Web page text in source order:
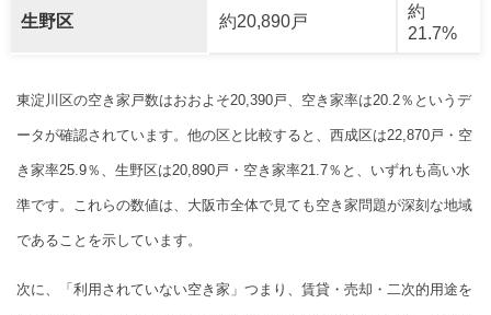
生野区 約20,890戸
約
21.7%
東淀川区の空き家戸数はおおよそ20,390戸、空き家率は20.2％というデ
ータが確認されています。他の区と比較すると、西成区は22,870戸・空
き家率25.9％、生野区は20,890戸・空き家率21.7％と、いずれも高い水
準です。これらの数値は、大阪市全体で見ても空き家問題が深刻な地域
であることを示しています。
次に、「利用されていない空き家」つまり、賃貸・売却・二次的用途を